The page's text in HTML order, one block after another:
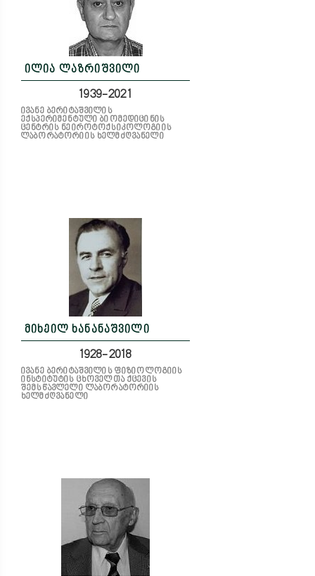
ილია ლაზრიშვილი
1939-2021
ივანე ბერიტაშვილის
ექსპერიმენტული ბიომედიცინის
ცენტრის ნეიროტოქსიკოლოგიის
ლაბორატორიის ხელმძღვანელი
მიხეილ ხანანაშვილი
1928-2018
ივანე ბერიტაშვილის ფიზიოლოგიის
ინსტიტუტის ცხოველთა ქცევის
შემსწავლელი ლაბორატორიის
ხელმძღვანელი